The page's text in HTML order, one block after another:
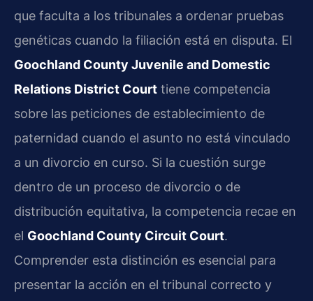
que faculta a los tribunales a ordenar pruebas
genéticas cuando la filiación está en disputa. El
Goochland County Juvenile and Domestic
Relations District Court tiene competencia
sobre las peticiones de establecimiento de
paternidad cuando el asunto no está vinculado
a un divorcio en curso. Si la cuestión surge
dentro de un proceso de divorcio o de
distribución equitativa, la competencia recae en
el Goochland County Circuit Court.
Comprender esta distinción es esencial para
presentar la acción en el tribunal correcto y